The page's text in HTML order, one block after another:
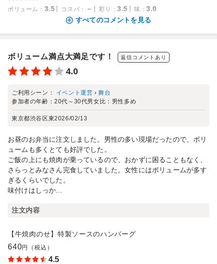
ボリューム ： 3.5 コスパ ： － 彩り ：3.5 味 ：3.0
すべてのコメントを見る
ボリューム満点大満足です！ 返信コメントあり
4.0
ご利用シーン： イベント運営 ›舞台
参加者の年齢：20代～30代男女比： 男性多め
東京都渋谷区東2026/02/13
お昼のお弁当に注文しました。男性の多い現場だったので、ボリ
ュームも多くとても好評でした。
ご飯の上にも焼肉が乗っているので、おかずに困ることもなく、
さらっとみなさん完食していました。女性にはボリュームが多す
ぎるくらいでした。
味付けはしっか...
注文内容
【牛焼肉のせ】特製ソースのハンバーグ
640円（税込）
4.5